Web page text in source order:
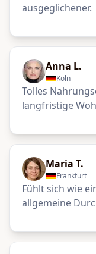
ausgeglichener.
Anna L.
Köln
Tolles
langfristige
Maria T.
Frankfurt
Fühlt sich wie
allgemeine